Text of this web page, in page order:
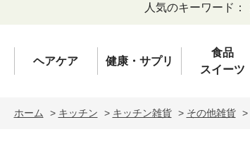
人気のキーワード：
ヘアケア 健康・サプリ
食品
スイーツ
ホーム > キッチン > キッチン雑貨 > その他雑貨 >